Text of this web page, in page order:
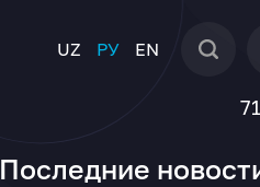
UZ РУ EN
Последние